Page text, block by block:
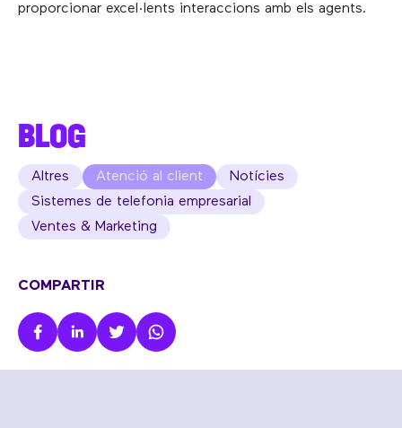
proporcionar excel·lents interaccions amb els agents.
BLOG
Altres Atenció al client
Notícies
Sistemes de telefonia empresarial
Ventes & Marketing
COMPARTIR